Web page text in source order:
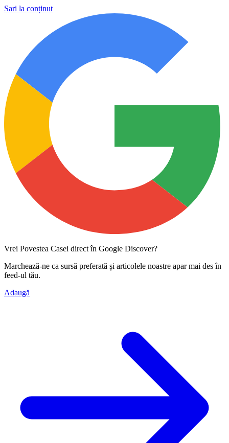
Sari la conținut
Vrei Povestea Casei direct în Google Discover?
Marchează-ne ca sursă preferată și articolele noastre apar mai des în
feed-ul tău.
Adaugă